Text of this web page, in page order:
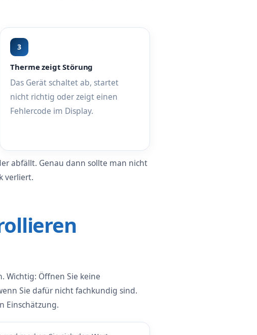
3
Therme zeigt Störung
Das Gerät schaltet ab, startet
nicht richtig oder zeigt einen
Fehlercode im Display.
abfällt. Genau dann sollte man nicht
verliert.
Wichtig: Öffnen Sie keine
Sie dafür nicht fachkundig sind.
Einschätzung.